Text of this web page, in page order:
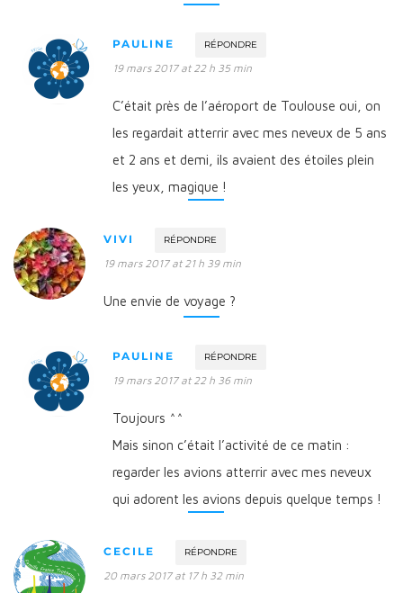
PAULINE RÉPONDRE
19 mars 2017 at 22 h 35 min
C’était près de l’aéroport de Toulouse oui, on
les regardait atterrir avec mes neveux de 5 ans
et 2 ans et demi, ils avaient des étoiles plein
les yeux, magique !
VIVI RÉPONDRE
19 mars 2017 at 21 h 39 min
Une envie de voyage ?
PAULINE RÉPONDRE
19 mars 2017 at 22 h 36 min
Toujours ^^
Mais sinon c’était l’activité de ce matin :
regarder les avions atterrir avec mes neveux
qui adorent les avions depuis quelque temps !
CECILE RÉPONDRE
20 mars 2017 at 17 h 32 min